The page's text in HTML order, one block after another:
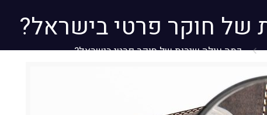
של חוקר פרטי בישראל?
כמה עולה שירות של חוקר פרטי בישראל?